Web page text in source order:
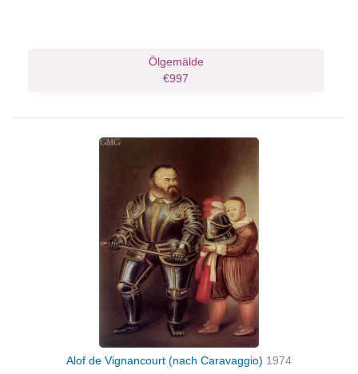
Ölgemälde
€997
Alof de Vignancourt (nach Caravaggio) 1974